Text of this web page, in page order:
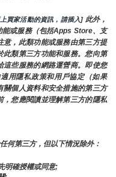
買家活動的資訊，請插入] 此外，
能或服務（包括Apps Store、支
意，此類功能或服務由第三方提
此類第三方功能和服務。您向第
些服務的網路運營商。即使您
用隱私政策和用戶協定（如果
關個人資料和安全措施的第三方
您應閱讀並理解第三方的隱私
何第三方，但以下情況除外：
明確授權或同意;